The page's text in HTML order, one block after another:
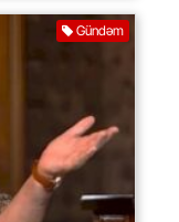
Gündəm